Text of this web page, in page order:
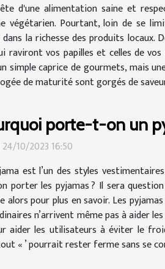
d'une alimentation saine et
végétarien. Pourtant, loin de se
la richesse des produits
vos papilles et celles de
simple caprice de gourmets, mais
de maturité sont gorgés de
porte-t-on un
10/2023 16:50
est l’un des styles
porter les pyjamas ? Il sera
alors pour plus en savoir. Les
n’arrivent même pas à aider
aider les utilisateurs à éviter le
« ’ pourrait rester ferme sans se